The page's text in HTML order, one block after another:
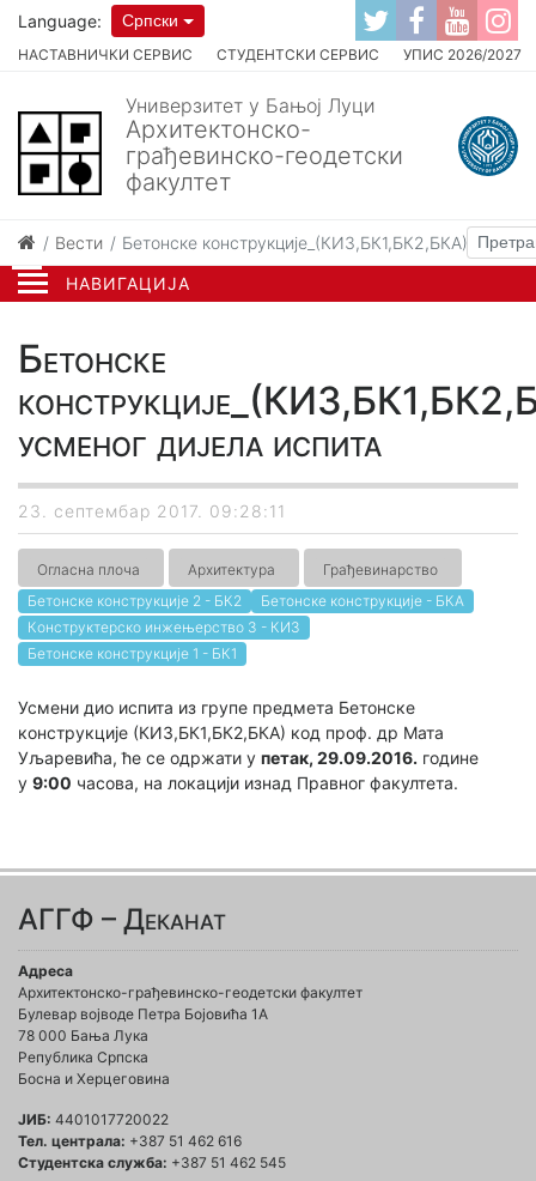
НАВИГАЦИЈА
НАСТАВНИЧКИ СЕРВИС СТУДЕНТСКИ СЕРВИС УПИС 2026/2027
Language: Српски
Универзитет у Бањој Луци
Архитектонско-
грађевинско-геодетски
факултет
Вести Бетонске
Бетонске
усменог дијела испита
23. септембар 2017. 09:28:11
Огласна плоча Архитектура
Грађевинарство
Бетонске конструкције 2 - БК2
Бетонске конструкције - БКА
Конструктерско инжењерство 3 - КИ3
Бетонске конструкције 1 - БК1
Усмени дио испита из групе предмета Бетонске
конструкције (КИ3,БК1,БК2,БКА) код проф. др Мата
Уљаревића, ће се одржати у петак, 29.09.2016. године
у 9:00 часова, на локацији изнад Правног факултета.
АГГФ – Деканат
Адреса
Архитектонско-грађевинско-геодетски факултет
Булевар војводе Петра Бојовића 1A
78 000 Бања Лука
Република Српска
Босна и Херцеговина
ЈИБ: 4401017720022
Тел. централа: +387 51 462 616
Студентска служба: +387 51 462 545